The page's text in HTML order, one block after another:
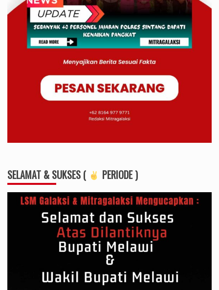
SELAMAT & SUKSES ( PERIODE )